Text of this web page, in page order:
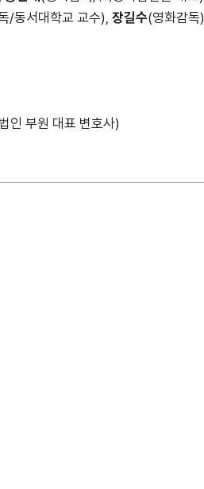
/동서대학교 교수), 장길수(영화감독),
인 부원 대표 변호사)